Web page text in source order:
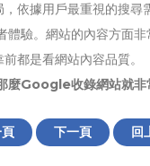
依據用戶最重視的搜尋
體驗。網站的內容方面
都是看網站內容品質。
麼Google收錄網站就非
下一頁 回